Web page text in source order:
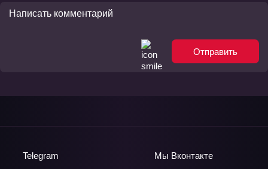
Отправить
Telegram Мы Вконтакте